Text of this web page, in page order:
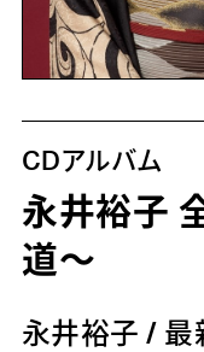
CDアルバム
永井裕子
道～
永井裕子 / 最